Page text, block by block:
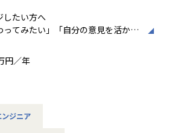
たい方へ
ってみたい」「自分の意見を活かせ
中からスキルや希望に合う案件を
リやECサイトの新規開発、クラウド
から関われる案件も豊富です。ま
挑戦できます。
円／年
ジニア